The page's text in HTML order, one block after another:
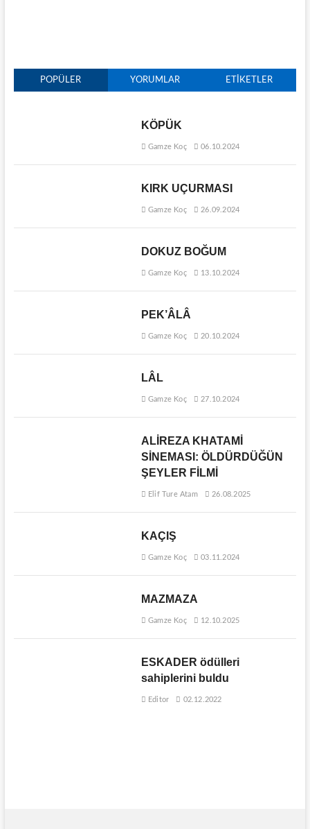
POPÜLER YORUMLAR ETIKETLER
KÖPÜK
Gamze Koç 06.10.2024
KIRK UÇURMASI
Gamze Koç 26.09.2024
DOKUZ BOĞUM
Gamze Koç 13.10.2024
PEK’ÂLÂ
Gamze Koç 20.10.2024
LÂL
Gamze Koç 27.10.2024
ALİREZA KHATAMİ
SİNEMASI: ÖLDÜRDÜĞÜN
ŞEYLER FİLMİ
Elif Ture Atam 26.08.2025
KAÇIŞ
Gamze Koç 03.11.2024
MAZMAZA
Gamze Koç 12.10.2025
ESKADER ödülleri
sahiplerini buldu
Editor 02.12.2022